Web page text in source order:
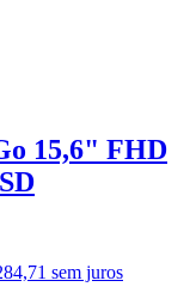
15,6" FHD
sem juros